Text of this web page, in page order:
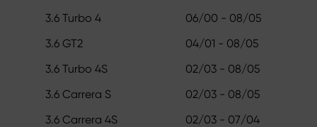
3.6 Turbo 4
06/00 - 08/05
3.6 GT2
04/01 - 08/05
3.6 Turbo 4S
02/03 - 08/05
3.6 Carrera S
02/03 - 08/05
3.6 Carrera 4S
02/03 - 07/04